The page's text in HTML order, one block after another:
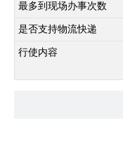
最多到现场办事次数
是否支持物流快递
行使内容